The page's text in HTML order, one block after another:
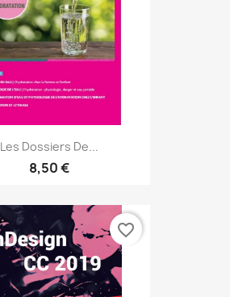
Les Dossiers De...
8,50 €
favorite_border